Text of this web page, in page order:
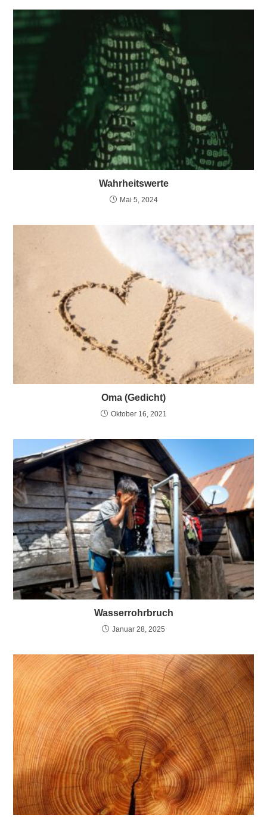
Wahrheitswerte
Mai 5, 2024
Oma (Gedicht)
Oktober 16, 2021
Wasserrohrbruch
Januar 28, 2025